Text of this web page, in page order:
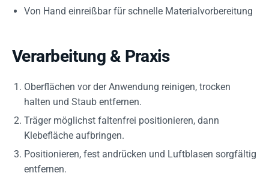
Von Hand einreißbar für schnelle Materialvorbereitung
Verarbeitung & Praxis
Oberflächen vor der Anwendung reinigen, trocken
halten und Staub entfernen.
Träger möglichst faltenfrei positionieren, dann
Klebefläche aufbringen.
Positionieren, fest andrücken und Luftblasen sorgfältig
entfernen.